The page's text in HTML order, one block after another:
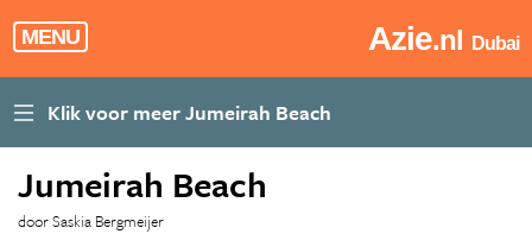
MENU Azie.nl Dubai
Jumeirah Beach
door Saskia Bergmeijer